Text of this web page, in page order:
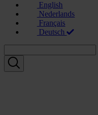
English
Nederlands
Français
Deutsch